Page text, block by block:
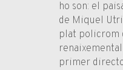
ho son: el
de Miquel
plat policrom
primer